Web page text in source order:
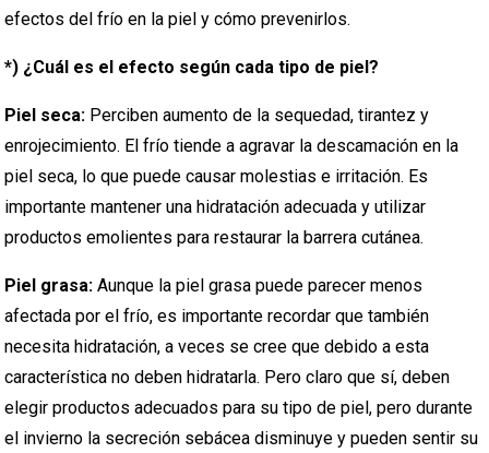
efectos del frío en la piel y cómo prevenirlos.
*) ¿Cuál es el efecto según cada tipo de piel?
Piel seca: Perciben aumento de la sequedad, tirantez y
enrojecimiento. El frío tiende a agravar la descamación en la
piel seca, lo que puede causar molestias e irritación. Es
importante mantener una hidratación adecuada y utilizar
productos emolientes para restaurar la barrera cutánea.
Piel grasa: Aunque la piel grasa puede parecer menos
afectada por el frío, es importante recordar que también
necesita hidratación, a veces se cree que debido a esta
característica no deben hidratarla. Pero claro que sí, deben
elegir productos adecuados para su tipo de piel, pero durante
el invierno la secreción sebácea disminuye y pueden sentir su